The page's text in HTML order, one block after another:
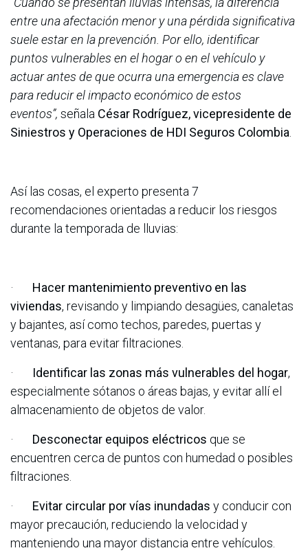
entre una afectación menor y una pérdida significativa
suele estar en la prevención. Por ello, identificar
puntos vulnerables en el hogar o en el vehículo y
actuar antes de que ocurra una emergencia es clave
para reducir el impacto económico de estos
eventos”, señala César Rodríguez, vicepresidente de
Siniestros y Operaciones de HDI Seguros Colombia
Así las cosas, el experto presenta 7
recomendaciones orientadas a reducir los riesgos
durante la temporada de lluvias:
· Hacer mantenimiento preventivo en las
viviendas, revisando y limpiando desagües, canaletas
y bajantes, así como techos, paredes, puertas y
ventanas, para evitar filtraciones.
· Identificar las zonas más vulnerables del hogar,
especialmente sótanos o áreas bajas, y evitar allí el
almacenamiento de objetos de valor.
· Desconectar equipos eléctricos que se
encuentren cerca de puntos con humedad o posibles
filtraciones.
· Evitar circular por vías inundadas y conducir con
mayor precaución, reduciendo la velocidad y
manteniendo una mayor distancia entre vehículos.